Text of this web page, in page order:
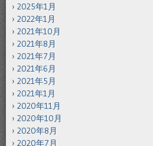
2025年1月
2022年1月
2021年10月
2021年8月
2021年7月
2021年6月
2021年5月
2021年1月
2020年11月
2020年10月
2020年8月
2020年7月